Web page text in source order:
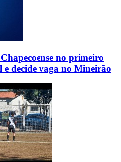
no primeiro
decide vaga no Mineirão